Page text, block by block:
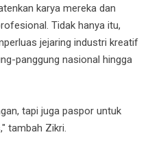
karya mereka dan
Tidak hanya itu,
jejaring industri kreatif
panggung nasional hingga
tapi juga paspor untuk
tambah Zikri.